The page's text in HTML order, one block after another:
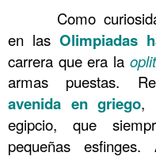
Como
en las Olimpiadas
carrera que era la
armas puestas.
avenida en griego,
egipcio, que
pequeñas